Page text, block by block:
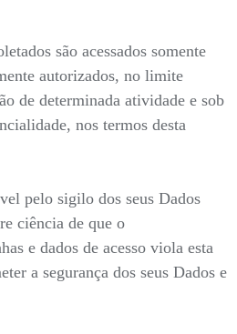
são acessados somente
autorizados, no limite
de determinada atividade e sob
nos termos desta
pelo sigilo dos seus Dados
ciência de que o
e dados de acesso viola esta
a segurança dos seus Dados e